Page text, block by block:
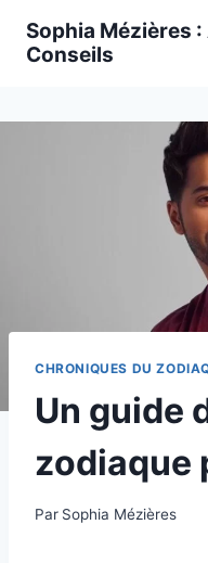
Sophia Mézières
Conseils
CHRONIQUES DU
Un guide
zodiaque
Par Sophia Mézières